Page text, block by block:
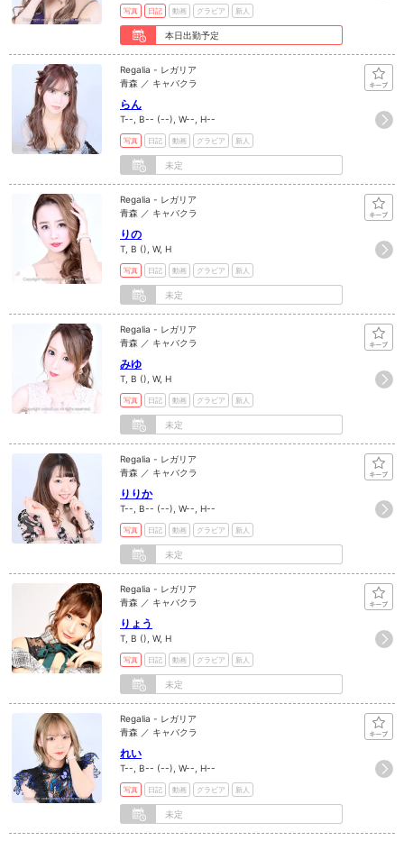
写真 日記 動画 グラビア 新人
本日出勤予定
Regalia - レガリア
青森 ／ キャバクラ
らん
T--, B-- (--), W--, H--
写真 日記 動画 グラビア 新人
未定
Regalia - レガリア
青森 ／ キャバクラ
りの
T, B (), W, H
写真 日記 動画 グラビア 新人
未定
Regalia - レガリア
青森 ／ キャバクラ
みゆ
T, B (), W, H
写真 日記 動画 グラビア 新人
未定
Regalia - レガリア
青森 ／ キャバクラ
りりか
T--, B-- (--), W--, H--
写真 日記 動画 グラビア 新人
未定
Regalia - レガリア
青森 ／ キャバクラ
りょう
T, B (), W, H
写真 日記 動画 グラビア 新人
未定
Regalia - レガリア
青森 ／ キャバクラ
れい
T--, B-- (--), W--, H--
写真 日記 動画 グラビア 新人
未定